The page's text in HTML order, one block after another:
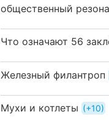
общественный
Что означают 56
Железный филантроп
Мухи и котлеты +10